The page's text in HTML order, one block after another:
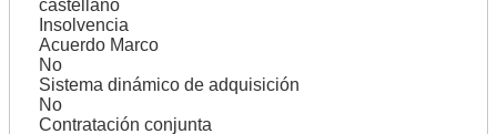
castellano
Insolvencia
Acuerdo Marco
No
Sistema dinámico de adquisición
No
Contratación conjunta